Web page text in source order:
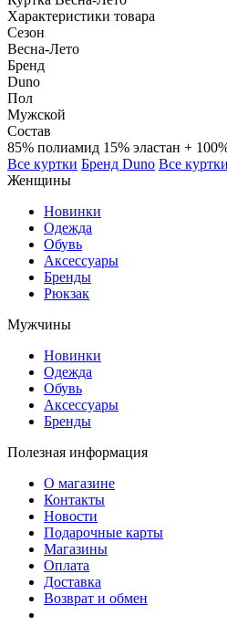
Характеристики товара
Сезон
Весна-Лето
Бренд
Duno
Пол
Мужской
Состав
85% полиамид 15% эластан +
Все куртки Бренд Duno Все
Женщины
Новинки
Одежда
Обувь
Аксессуары
Бренды
Рюкзак
Мужчины
Новинки
Одежда
Обувь
Аксессуары
Бренды
Полезная информация
О магазине
Контакты
Новости
Подарочные карты
Магазины
Оплата
Доставка
Возврат и обмен